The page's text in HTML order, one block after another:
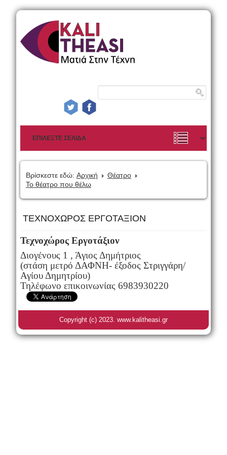
Βρίσκεστε εδώ: Αρχική
Θέατρο
Το θέατρο που θέλω
ΤΕΧΝΟΧΩΡΟΣ ΕΡΓΟΤΑΞΙΟΝ
Τεχνοχώρος Εργοτάξιον
Διογένους 1 , Άγιος Δημήτριος
(στάση μετρό ΔΑΦΝΗ- έξοδος Στριγγάρη/
Αγίου Δημητρίου)
Τηλέφωνο επικοινωνίας 6983930220
Copyright (c) 2023. www.kalitheasi.gr